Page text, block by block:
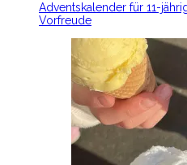
Adventskalender für 11-
Vorfreude